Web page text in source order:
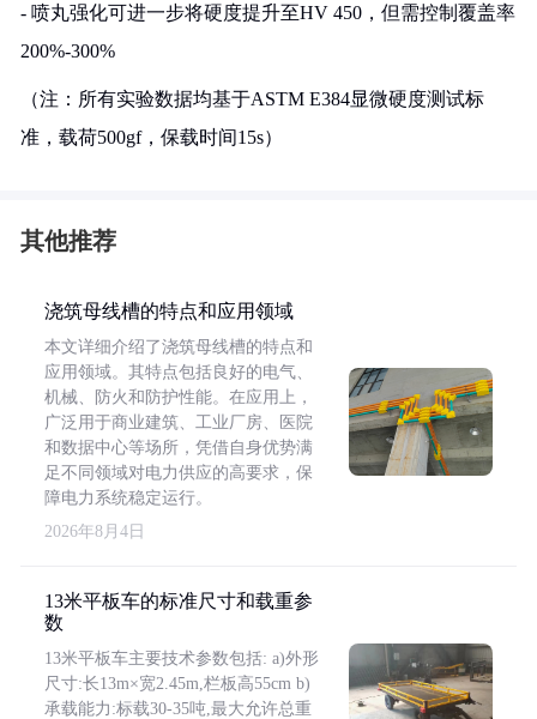
- 喷丸强化可进一步将硬度提升至HV 450，但需控制覆盖率
200%-300%
（注：所有实验数据均基于ASTM E384显微硬度测试标
准，载荷500gf，保载时间15s）
其他推荐
浇筑母线槽的特点和应用领域
本文详细介绍了浇筑母线槽的特点和
应用领域。其特点包括良好的电气、
机械、防火和防护性能。在应用上，
广泛用于商业建筑、工业厂房、医院
和数据中心等场所，凭借自身优势满
足不同领域对电力供应的高要求，保
障电力系统稳定运行。
2026年8月4日
13米平板车的标准尺寸和载重参
数
13米平板车主要技术参数包括: a)外形
尺寸:长13m×宽2.45m,栏板高55cm b)
承载能力:标载30-35吨,最大允许总重